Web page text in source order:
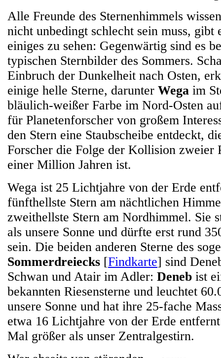
Alle Freunde des Sternenhimmels
nicht unbedingt schlecht sein muss, gibt
einiges zu sehen: Gegenwärtig sind es
typischen Sternbilder des Sommers.
Einbruch der Dunkelheit nach Osten,
einige helle Sterne, darunter Wega im
bläulich-weißer Farbe im Nord-Osten
für Planetenforscher von großem
den Stern eine Staubscheibe entdeckt,
Forscher die Folge der Kollision zweier
einer Million Jahren ist.
Wega ist 25 Lichtjahre von der Erde
fünfthellste Stern am nächtlichen
zweithellste Stern am Nordhimmel. Sie
als unsere Sonne und dürfte erst rund
sein. Die beiden anderen Sterne des
Sommerdreiecks [Findkarte] sind
Schwan und Atair im Adler: Deneb ist
bekannten Riesensterne und leuchtet
unsere Sonne und hat ihre 25-fache
etwa 16 Lichtjahre von der Erde
Mal größer als unser Zentralgestirn.